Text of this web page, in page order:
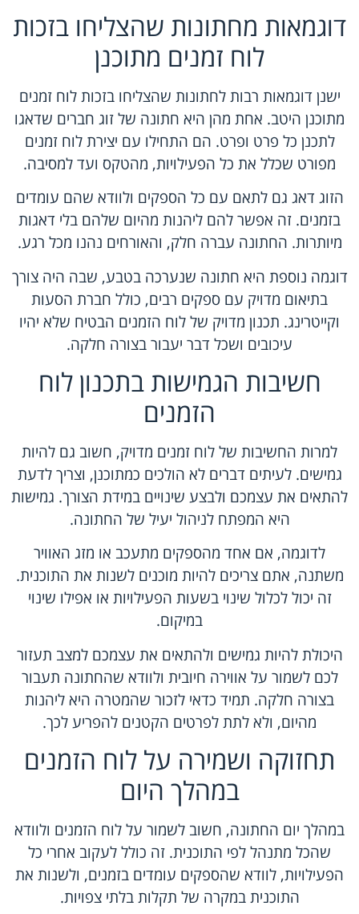
דוגמאות מחתונות שהצליחו בזכות
לוח זמנים מתוכנן
ישנן דוגמאות רבות לחתונות שהצליחו בזכות לוח זמנים
מתוכנן היטב. אחת מהן היא חתונה של זוג חברים שדאגו
לתכנן כל פרט ופרט. הם התחילו עם יצירת לוח זמנים
מפורט שכלל את כל הפעילויות, מהטקס ועד למסיבה.
הזוג דאג גם לתאם עם כל הספקים ולוודא שהם עומדים
בזמנים. זה אפשר להם ליהנות מהיום שלהם בלי דאגות
מיותרות. החתונה עברה חלק, והאורחים נהנו מכל רגע.
דוגמה נוספת היא חתונה שנערכה בטבע, שבה היה צורך
בתיאום מדויק עם ספקים רבים, כולל חברת הסעות
וקייטרינג. תכנון מדויק של לוח הזמנים הבטיח שלא יהיו
עיכובים ושכל דבר יעבור בצורה חלקה.
חשיבות הגמישות בתכנון לוח
הזמנים
למרות החשיבות של לוח זמנים מדויק, חשוב גם להיות
גמישים. לעיתים דברים לא הולכים כמתוכנן, וצריך לדעת
להתאים את עצמכם ולבצע שינויים במידת הצורך. גמישות
היא המפתח לניהול יעיל של החתונה.
לדוגמה, אם אחד מהספקים מתעכב או מזג האוויר
משתנה, אתם צריכים להיות מוכנים לשנות את התוכנית.
זה יכול לכלול שינוי בשעות הפעילויות או אפילו שינוי
במיקום.
היכולת להיות גמישים ולהתאים את עצמכם למצב תעזור
לכם לשמור על אווירה חיובית ולוודא שהחתונה תעבור
בצורה חלקה. תמיד כדאי לזכור שהמטרה היא ליהנות
מהיום, ולא לתת לפרטים הקטנים להפריע לכך.
תחזוקה ושמירה על לוח הזמנים
במהלך היום
במהלך יום החתונה, חשוב לשמור על לוח הזמנים ולוודא
שהכל מתנהל לפי התוכנית. זה כולל לעקוב אחרי כל
הפעילויות, לוודא שהספקים עומדים בזמנים, ולשנות את
התוכנית במקרה של תקלות בלתי צפויות.